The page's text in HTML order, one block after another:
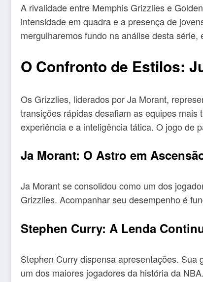
A rivalidade entre Memphis Grizzlies e
intensidade em quadra e a presença de
mergulharemos fundo na análise desta
O Confronto de Estilos:
Os Grizzlies, liderados por Ja Morant,
transições rápidas desafiam as equipes
experiência e a inteligência tática. O jogo de
Ja Morant: O Astro em
Ja Morant se consolidou como um dos
Grizzlies. Acompanhar seu desempenho é
Stephen Curry: A Lenda
Stephen Curry dispensa apresentações.
um dos maiores jogadores da história da